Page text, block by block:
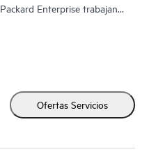
Enterprise trabajan
servicio de intercambio
elegibles de
dirigido a los
Ofertas Servicios